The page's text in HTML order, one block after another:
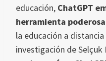
educación, ChatGPT
herramienta poderosa
la educación a distancia
investigación de Selçuk